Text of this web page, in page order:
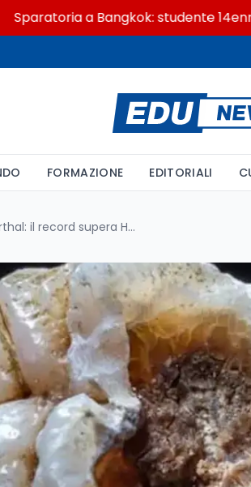
a Bangkok: studente 14enne
FORMAZIONE EDITORIALI
Cura dentale Neanderthal: il record supera Homo sapiens di 40.000 anni